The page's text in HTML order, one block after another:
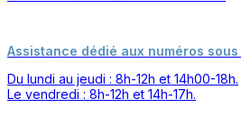
Assistance dédié aux numéros
Du lundi au jeudi : 8h-12h et 14h00-18h.
Le vendredi : 8h-12h et 14h-17h.